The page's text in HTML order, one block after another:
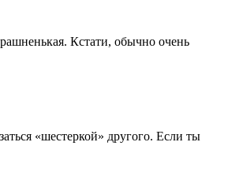
Кстати, обычно очень
«шестеркой» другого. Если ты